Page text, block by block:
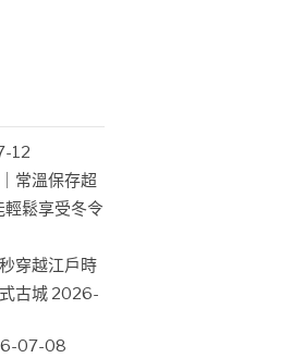
12
常溫保存超
輕鬆享受冬令
穿越江戶時
古城 2026-
07-08